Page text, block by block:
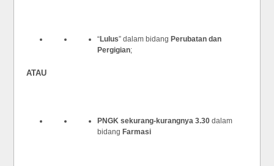
“Lulus” dalam bidang Perubatan dan
Pergigian;
ATAU
PNGK sekurang-kurangnya 3.30 dalam
bidang Farmasi